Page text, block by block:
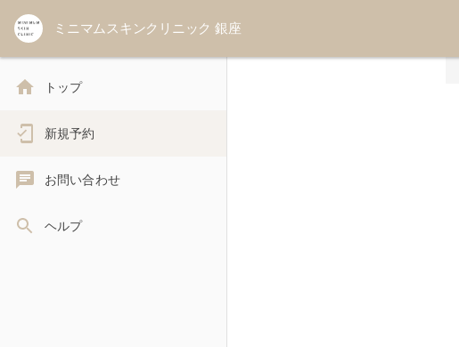
ミニマムスキンクリニック 銀座
トップ
新規予約
お問い合わせ
ヘルプ